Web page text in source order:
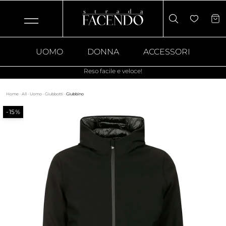
UOMO DONNA ACCESSORI
Reso facile e veloce!
Home · All · Uomo · Giubbotti · Giubbino
-15%